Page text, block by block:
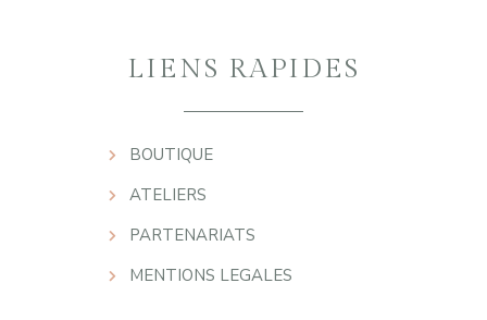
LIENS RAPIDES
BOUTIQUE
ATELIERS
PARTENARIATS
MENTIONS LEGALES